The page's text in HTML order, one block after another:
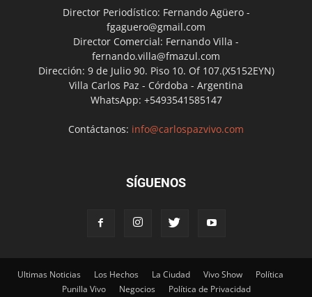
Director Periodístico: Fernando Agüero -
fgaguero@gmail.com
Director Comercial: Fernando Villa -
fernando.villa@fmazul.com
Dirección: 9 de Julio 90. Piso 10. Of 107.(X5152EYN)
Villa Carlos Paz - Córdoba - Argentina
WhatsApp: +5493541585147
Contáctanos: info@carlospazvivo.com
SÍGUENOS
Ultimas Noticias Los Hechos La Ciudad Vivo Show
Política
Punilla Vivo
Negocios Política de Privacidad